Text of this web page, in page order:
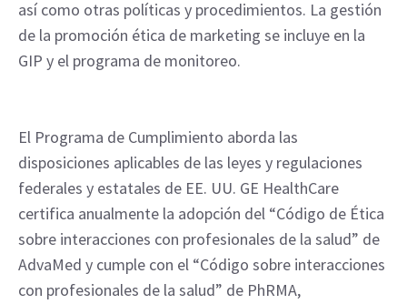
así como otras políticas y procedimientos. La gestión
de la promoción ética de marketing se incluye en la
GIP y el programa de monitoreo.
El Programa de Cumplimiento aborda las
disposiciones aplicables de las leyes y regulaciones
federales y estatales de EE. UU. GE HealthCare
certifica anualmente la adopción del “Código de Ética
sobre interacciones con profesionales de la salud” de
AdvaMed y cumple con el “Código sobre interacciones
con profesionales de la salud” de PhRMA,